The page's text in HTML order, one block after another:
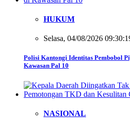
HUKUM
Selasa, 04/08/2026
Polisi Kantongi Identitas Pembobol
Kawasan Pal 10
NASIONAL